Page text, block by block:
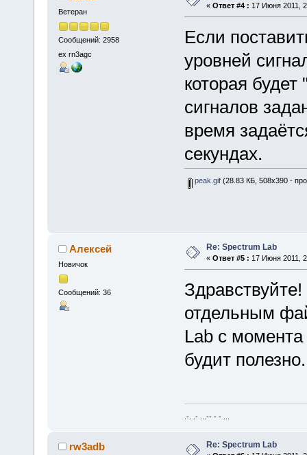
Ветеран
Сообщений: 2958
ex rn3agc
« Ответ #4 : 17 Июня 2011,
Если
уровней
которая
сигналов
время
секундах.
peak.gif(28.83 КБ, 508x390 -
Алексей
Новичок
Сообщений: 36
Re: Spectrum Lab
« Ответ #5 : 17 Июня 2011,
отдельным
Lab с
будит полезно.
.-. .- ...-- - - ...
rw3adb Re: Spectrum Lab